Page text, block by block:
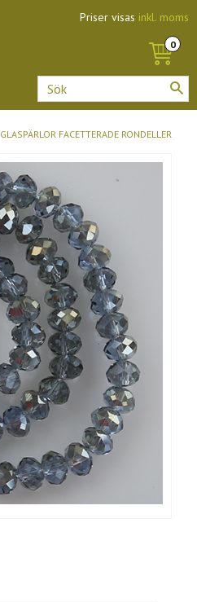
Priser visas inkl. moms
GLASPÄRLOR FACETTERADE RONDELLER